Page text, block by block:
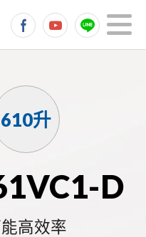
610升
D
高效率